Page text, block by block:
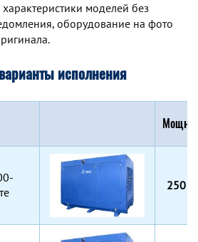
характеристики моделей без
оборудование на фото
исполнения
250